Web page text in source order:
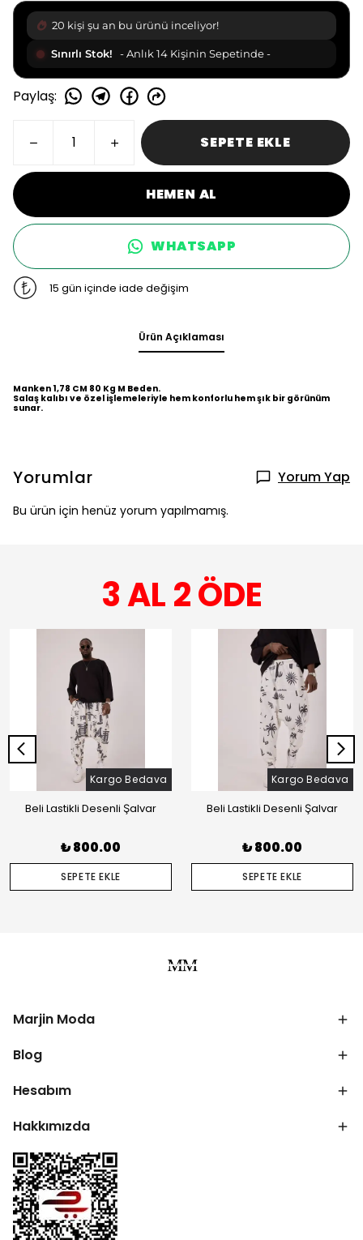
20 kişi şu an bu ürünü inceliyor!
Sınırlı Stok! - Anlık 14 Kişinin Sepetinde -
Paylaş:
SEPETE EKLE
HEMEN AL
WHATSAPP
15 gün içinde iade değişim
Ürün Açıklaması
Manken 1,78 CM 80 Kg M Beden.
Salaş kalıbı ve özel işlemeleriyle hem konforlu hem şık bir görünüm
sunar.
Yorumlar Yorum Yap
Bu ürün için henüz yorum yapılmamış.
3 AL 2 ÖDE
Kargo Bedava
Beli Lastikli Desenli Şalvar
₺ 800.00
SEPETE EKLE
Kargo Bedava
Beli Lastikli Desenli Şalvar
₺ 800.00
SEPETE EKLE
Marjin Moda
Blog
Hesabım
Hakkımızda